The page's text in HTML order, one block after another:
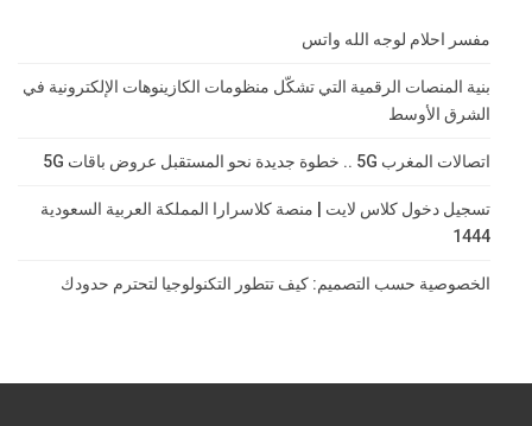
مفسر احلام لوجه الله واتس
بنية المنصات الرقمية التي تشكّل منظومات الكازينوهات الإلكترونية في
الشرق الأوسط
اتصالات المغرب 5G .. خطوة جديدة نحو المستقبل عروض باقات 5G
تسجيل دخول كلاس لايت | منصة كلاسرارا المملكة العربية السعودية
1444
الخصوصية حسب التصميم: كيف تتطور التكنولوجيا لتحترم حدودك